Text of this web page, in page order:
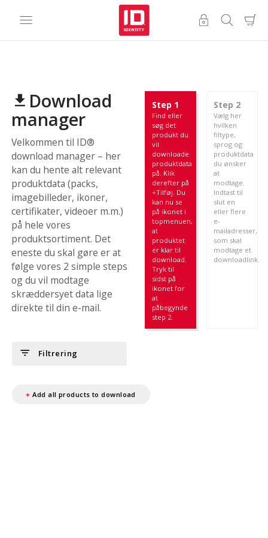
file_download Download
manager
Velkommen til ID®
download manager – her
kan du hente alt relevant
produktdata (packs,
imagebilleder, ikoner,
certifikater, videoer m.m.)
på hele vores
produktsortiment. Det
eneste du skal gøre er at
følge vores 2 simple steps
og du vil modtage
skræddersyet data lige
direkte til din e-mail.
Step 1
Find eller
søg det
produkt du
vil
downloade
produktdata
på. Klik
derefter på
+Tilføj. Du
kan nu se
på ikonet i
topmenuen,
at
produktet
er klar til
download.
Tryk til
sidst på
ikonet for
at
påbegynde
step 2.
Step 2
Vælg her
hvilken
filtype,
sprog og
produktdata
du ønsker
at
modtage.
Indtast til
slut en
eller flere
e-
mailadresser,
som skal
modtage et
downloadlink.
filter_list Filtrering
+ Add all products to download